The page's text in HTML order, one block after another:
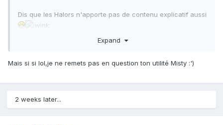
Dis que les Halors n'apporte pas de contenu explicatif aussi
Expand
Mais si si lol,je ne remets pas en question ton utilité Misty :')
2 weeks later...